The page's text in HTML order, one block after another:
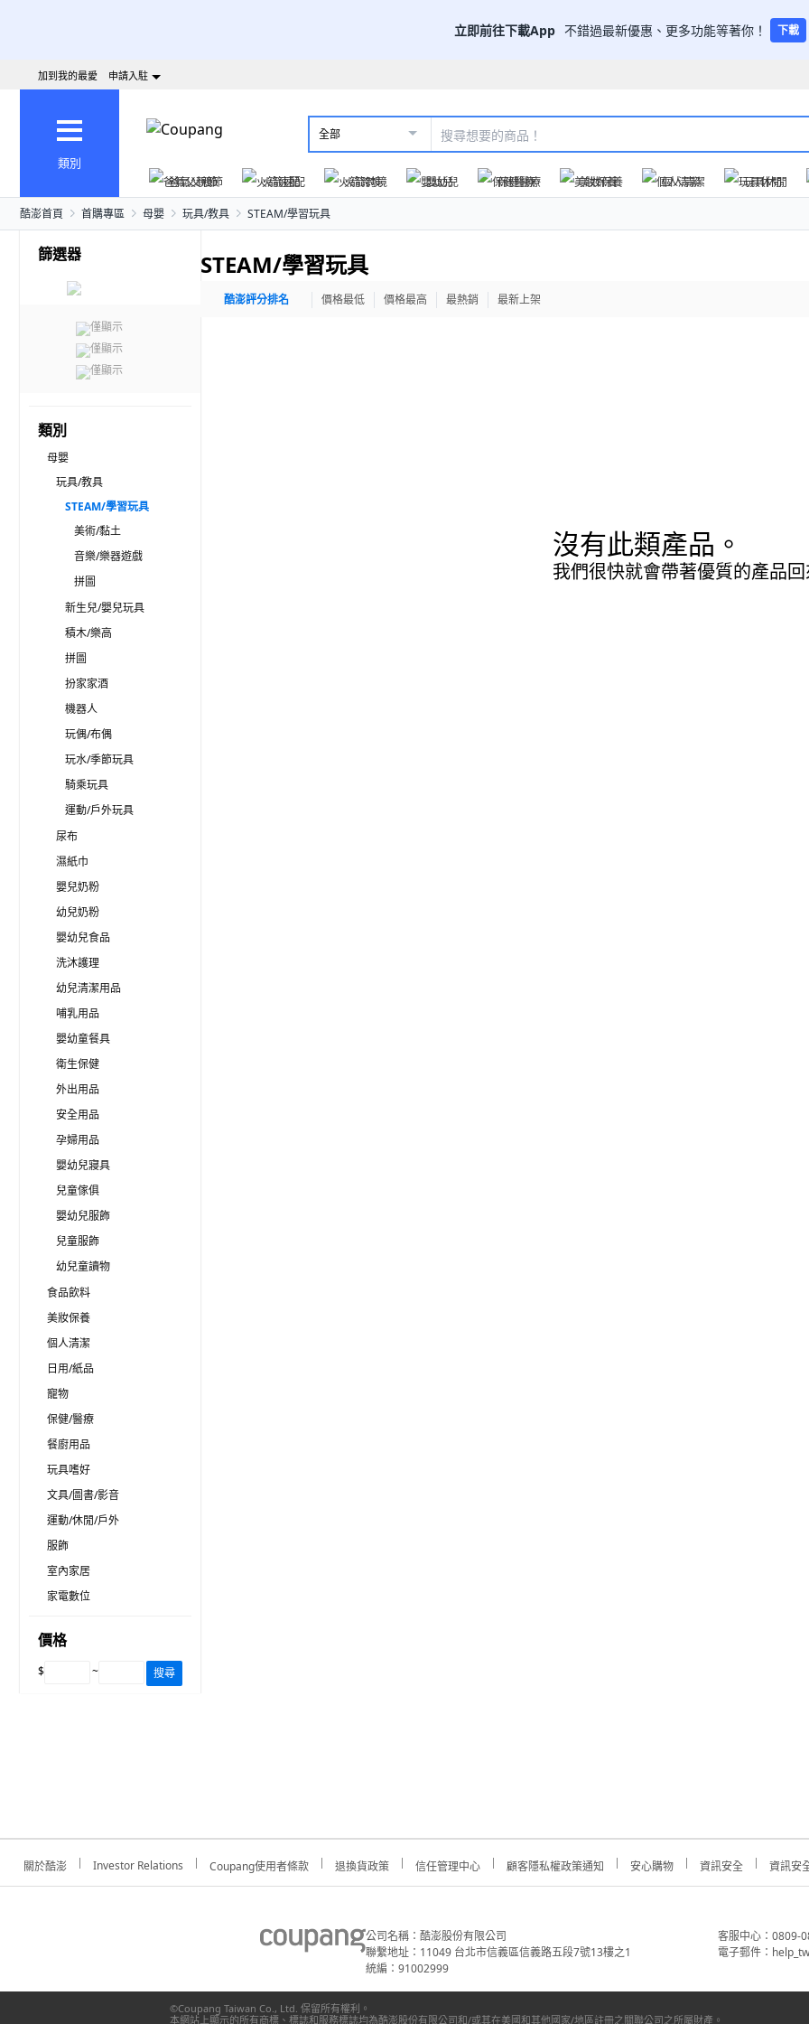
立即前往下載App 不錯過最新優惠、更多功能等著你！ 下載
加到我的最愛 申請入駐
類別
全部
爸氣父親節 火箭速配 火箭跨境 嬰幼兒 保健醫療 美妝保養 個人清潔 玩具休閒
酷澎首頁 首購專區 母嬰 玩具/教具 STEAM/學習玩具
篩選器
僅顯示
僅顯示
僅顯示
類別
母嬰
玩具/教具
STEAM/學習玩具
美術/黏土
音樂/樂器遊戲
拼圖
新生兒/嬰兒玩具
積木/樂高
拼圖
扮家家酒
機器人
玩偶/布偶
玩水/季節玩具
騎乘玩具
運動/戶外玩具
尿布
濕紙巾
嬰兒奶粉
幼兒奶粉
嬰幼兒食品
洗沐護理
幼兒清潔用品
哺乳用品
嬰幼童餐具
衛生保健
外出用品
安全用品
孕婦用品
嬰幼兒寢具
兒童傢俱
嬰幼兒服飾
兒童服飾
幼兒童讀物
食品飲料
美妝保養
個人清潔
日用/紙品
寵物
保健/醫療
餐廚用品
玩具嗜好
文具/圖書/影音
運動/休閒/戶外
服飾
室內家居
家電數位
價格
$ ~ 搜尋
STEAM/學習玩具
酷澎評分排名 價格最低 價格最高 最熱銷 最新上架
沒有此類產品。
我們很快就會帶著優質的產品
關於酷澎 Investor Relations Coupang使用者條款 退換貨政策 信任管理中心 顧客隱私權政策通知 安心購物 資訊安全 資訊安
公司名稱：酷澎股份有限公司
聯繫地址：11049 台北市信義區信義路五段7號13樓之1
統編：91002999
客服中心：0809-
電子郵件：
©Coupang Taiwan Co., Ltd. 保留所有權利。
本網站上顯示的所有商標、標誌和服務標誌均為酷澎股份有限公司和/或其在美國和其他國家/地區註冊之關聯公司之所屬財產。